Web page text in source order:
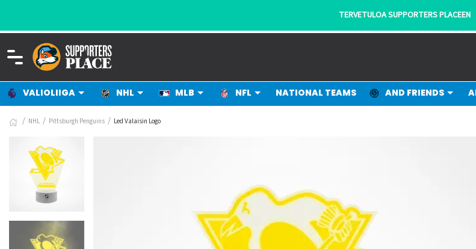
TERVETULOA SUPPORTERS PLACEEN
VALIOLIIGA NHL MLB NFL NATIONAL TEAMS AND FRIENDS
NHL Pittsburgh Penguins Led Valaisin Logo